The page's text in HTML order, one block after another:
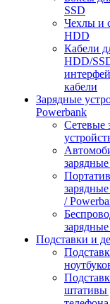
SSD
Чехлы и
HDD
Кабели
HDD/
кабели
Зарядные
Powerbank
Сетевые
/
Подставки и
штативы